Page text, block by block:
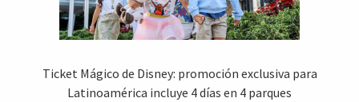
Ticket Mágico de Disney: promoción exclusiva para
Latinoamérica incluye 4 días en 4 parques